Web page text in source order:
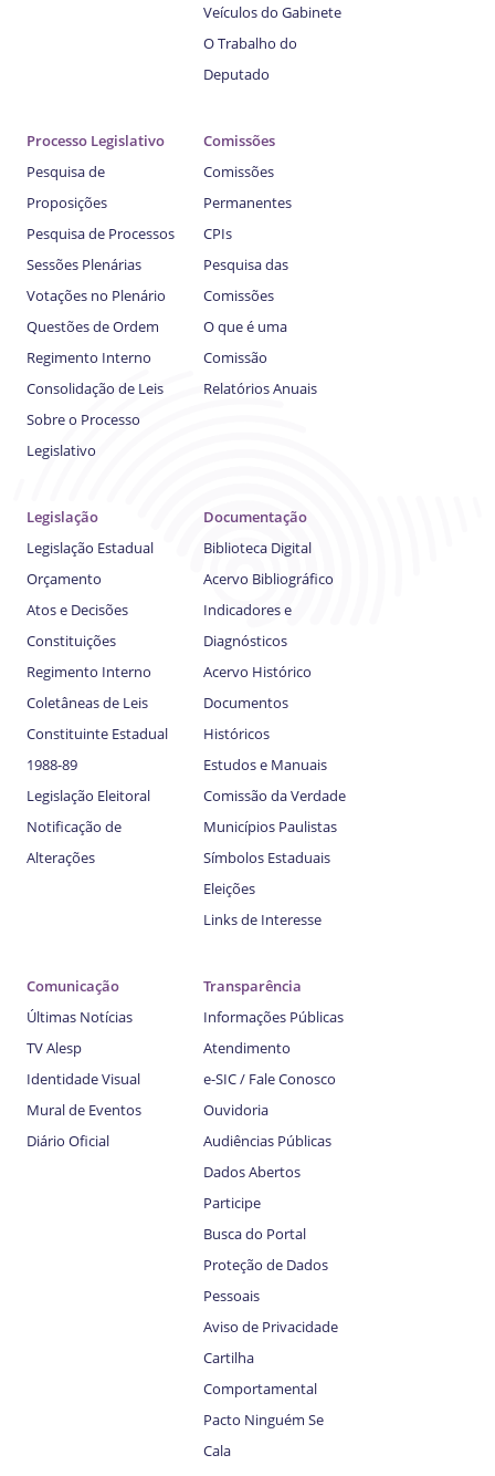
Veículos do Gabinete
O Trabalho do
Deputado
Processo Legislativo
Pesquisa de
Proposições
Pesquisa de Processos
Sessões Plenárias
Votações no Plenário
Questões de Ordem
Regimento Interno
Consolidação de Leis
Sobre o Processo
Legislativo
Comissões
Comissões
Permanentes
CPIs
Pesquisa das
Comissões
O que é uma
Comissão
Relatórios Anuais
Legislação
Legislação Estadual
Orçamento
Atos e Decisões
Constituições
Regimento Interno
Coletâneas de Leis
Constituinte Estadual
1988-89
Legislação Eleitoral
Notificação de
Alterações
Documentação
Biblioteca Digital
Acervo Bibliográfico
Indicadores e
Diagnósticos
Acervo Histórico
Documentos
Históricos
Estudos e Manuais
Comissão da Verdade
Municípios Paulistas
Símbolos Estaduais
Eleições
Links de Interesse
Comunicação
Últimas Notícias
TV Alesp
Identidade Visual
Mural de Eventos
Diário Oficial
Transparência
Informações Públicas
Atendimento
e-SIC / Fale Conosco
Ouvidoria
Audiências Públicas
Dados Abertos
Participe
Busca do Portal
Proteção de Dados
Pessoais
Aviso de Privacidade
Cartilha
Comportamental
Pacto Ninguém Se
Cala